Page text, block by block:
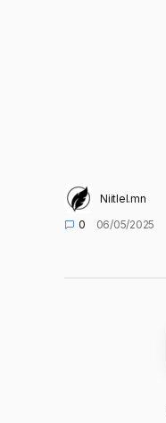
Niitlel.mn
0
06/05/2025